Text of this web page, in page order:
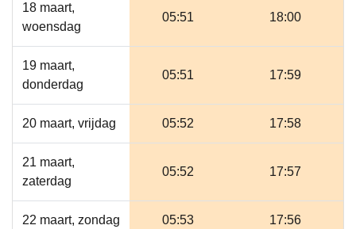
18 maart,
woensdag
05:51 18:00
19 maart,
donderdag
05:51 17:59
20 maart, vrijdag 05:52 17:58
21 maart,
zaterdag
05:52 17:57
22 maart, zondag 05:53 17:56